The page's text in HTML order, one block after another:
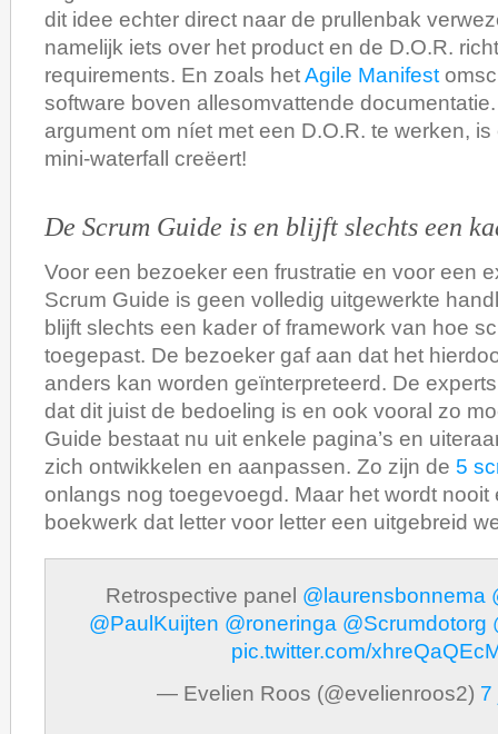
dit idee echter direct naar de prullenbak
namelijk iets over het product en de D.O.R.
requirements. En zoals hetAgile Manifest
software boven allesomvattende
argument om níet met een D.O.R. te werken,
mini-waterfall creëert!
De Scrum Guide is en blijft slechts een
Voor een bezoeker een frustratie en voor een
Scrum Guide is geen volledig uitgewerkte
blijft slechts een kader of framework van hoe
toegepast. De bezoeker gaf aan dat het
anders kan worden geïnterpreteerd. De
dat dit juist de bedoeling is en ook vooral zo
Guide bestaat nu uit enkele pagina’s en
zich ontwikkelen en aanpassen. Zo zijn de 5
onlangs nog toegevoegd. Maar het wordt nooit
boekwerk dat letter voor letter een uitgebreid
Retrospective panel @laurensbonnema
@PaulKuijten @roneringa @Scrumdotorg
pic.twitter.com/
— Evelien Roos (@evelienroos2) 7